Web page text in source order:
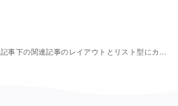
記事下の関連記事のレイアウトとリスト型にカスタマイズする方法